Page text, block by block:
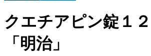
クエチアピン錠１
「明治」